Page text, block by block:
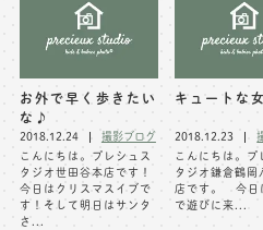
お問い合
店舗情報について
※上記アドレスは総
[営業時間]
[定休日] 土
お外で早く歩きたい
な♪
2018.12.24
撮影ブログ
こんにちは。プレシュス
タジオ世田谷本店です！
今日はクリスマスイブで
す！そして明日はサンタ
さ...
キュートな
2018.12.23
こんにちは。プ
タジオ鎌倉鶴岡
店です。 今日
で遊びに来...